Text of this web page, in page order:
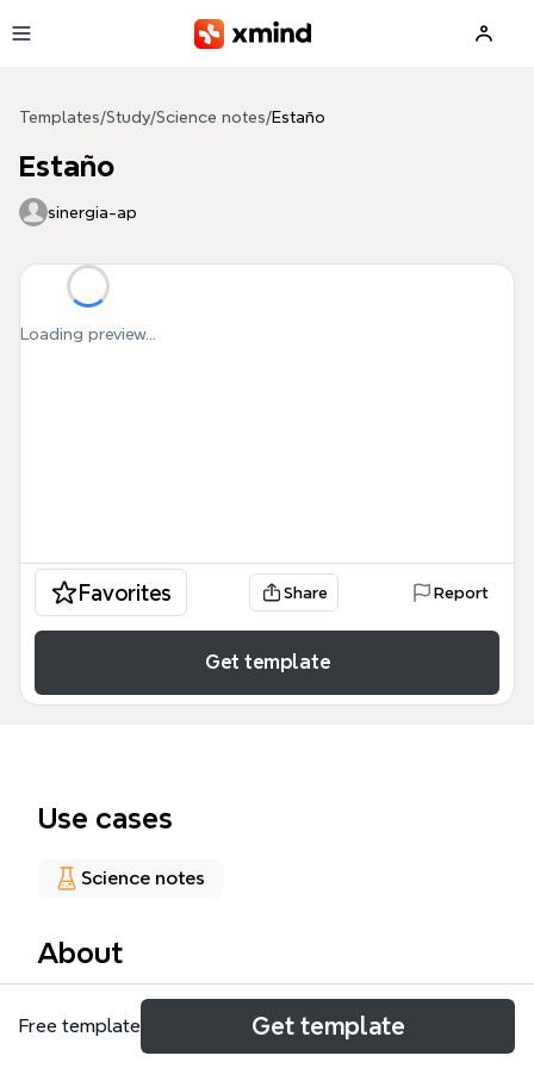
Templates/Study/Science notes/Estaño
Estaño
sinergia-ap
Loading preview...
Favorites Share Report
Get template
Use cases
Science notes
About
El estaño es un elemento químico de símbolo Sn y
número atómico 50, utilizado en aleaciones,
Free template Get template